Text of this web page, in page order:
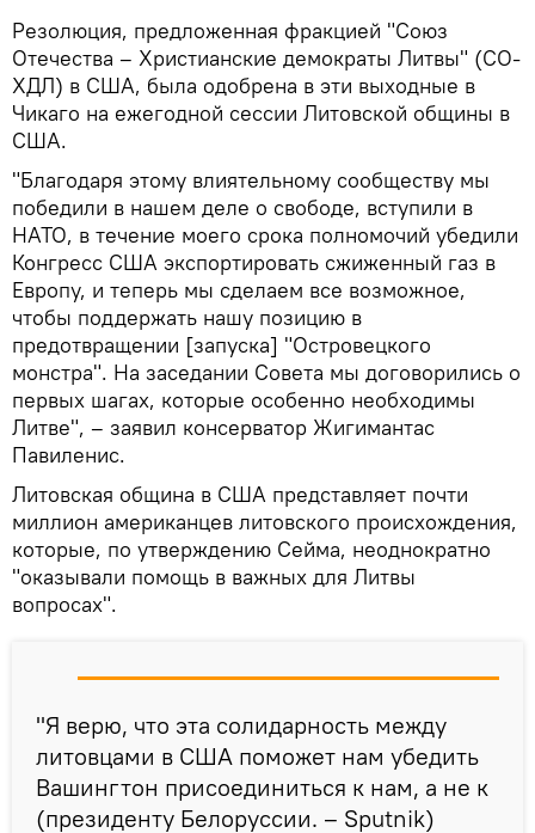
Резолюция, предложенная фракцией "Союз
Отечества – Христианские демократы Литвы" (СО-
ХДЛ) в США, была одобрена в эти выходные в
Чикаго на ежегодной сессии Литовской общины в
США.
"Благодаря этому влиятельному сообществу мы
победили в нашем деле о свободе, вступили в
НАТО, в течение моего срока полномочий убедили
Конгресс США экспортировать сжиженный газ в
Европу, и теперь мы сделаем все возможное,
чтобы поддержать нашу позицию в
предотвращении [запуска] "Островецкого
монстра". На заседании Совета мы договорились о
первых шагах, которые особенно необходимы
Литве", – заявил консерватор Жигимантас
Павиленис.
Литовская община в США представляет почти
миллион американцев литовского происхождения,
которые, по утверждению Сейма, неоднократно
"оказывали помощь в важных для Литвы
вопросах".
"Я верю, что эта солидарность между
литовцами в США поможет нам убедить
Вашингтон присоединиться к нам, а не к
(президенту Белоруссии. – Sputnik)